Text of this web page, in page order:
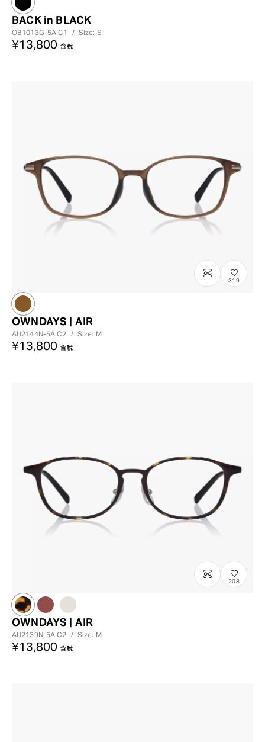
BACK in BLACK
OB1013G-5AC1 / Size: S
¥13,800 含稅
319
OWNDAYS | AIR
AU2144N-5AC2 / Size: M
¥13,800 含稅
208
OWNDAYS | AIR
AU2139N-5AC2 / Size: M
¥13,800 含稅